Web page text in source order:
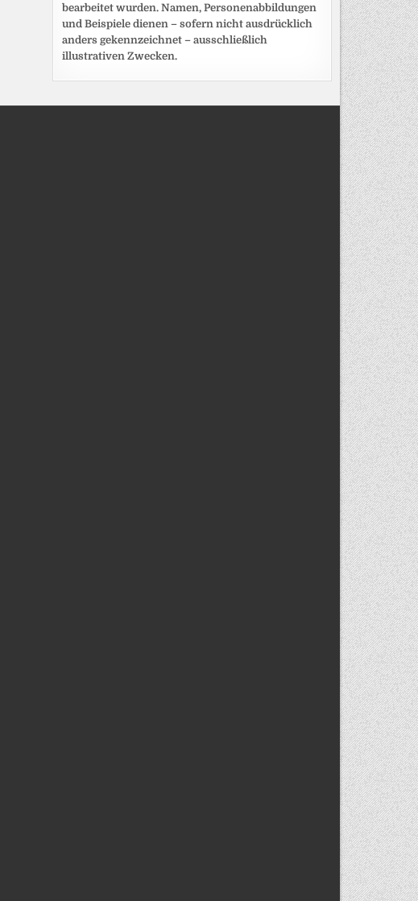
bearbeitet wurden. Namen, Personenabbildungen
und Beispiele dienen – sofern nicht ausdrücklich
anders gekennzeichnet – ausschließlich
illustrativen Zwecken.